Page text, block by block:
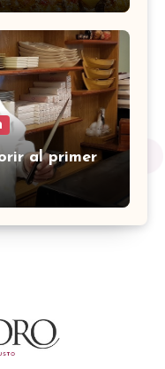
al primer